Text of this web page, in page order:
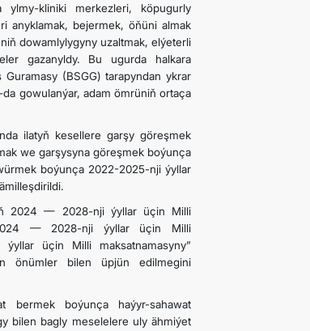
ylmy-kliniki merkezleri, köpugurly
anyklamak, bejermek, öňüni almak
dowamlylygyny uzaltmak, elýeterli
gazanyldy. Bu ugurda halkara
(BSGG) tarapyndan ykrar
gowulanýar, adam ömrüniň ortaça
ilatyň kesellere garşy göreşmek
we garşysyna göreşmek boýunça
boýunça 2022-2025-nji ýyllar
2024 — 2028-nji ýyllar üçin Milli
2024 — 2028-nji ýyllar üçin Milli
üçin Milli maksatnamasyny”
önümler bilen üpjün edilmegini
bermek boýunça haýyr-sahawat
bilen bagly meselelere uly ähmiýet